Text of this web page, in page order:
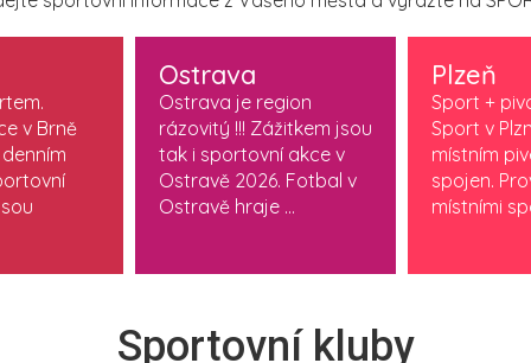
v Brně
Ostrava
Ostrava je region
rázovitý !!! Zážitkem jsou
tak i sportovní akce v
Ostravě 2026. Fotbal v
Ostravě hraje ...
Plzeň
Sport +
Sport v
místním
spojen.
místními
Sportovní kluby